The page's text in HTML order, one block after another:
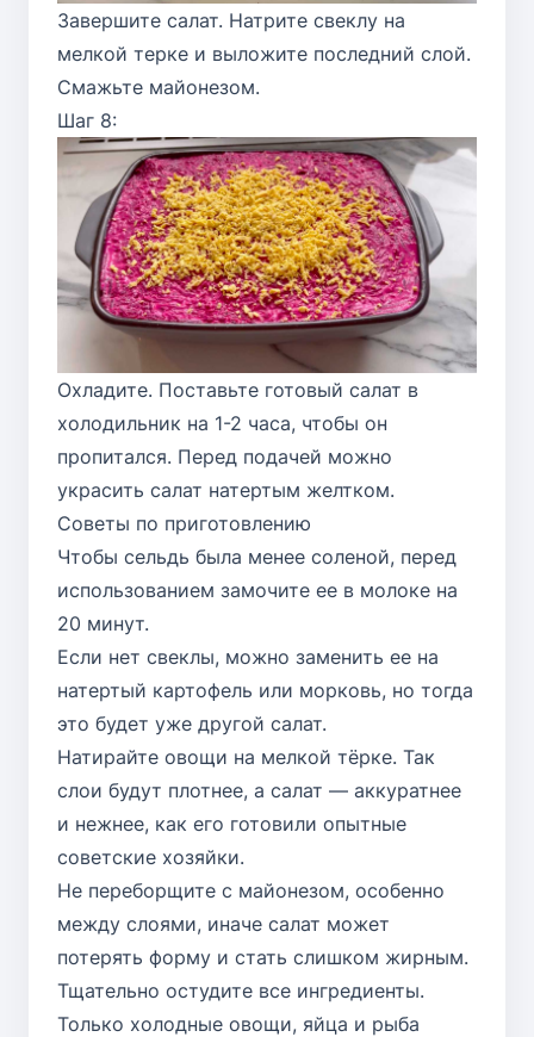
Завершите салат. Натрите свеклу на
мелкой терке и выложите последний слой.
Смажьте майонезом.
Шаг 8:
Охладите. Поставьте готовый салат в
холодильник на 1-2 часа, чтобы он
пропитался. Перед подачей можно
украсить салат натертым желтком.
Советы по приготовлению
Чтобы сельдь была менее соленой, перед
использованием замочите ее в молоке на
20 минут.
Если нет свеклы, можно заменить ее на
натертый картофель или морковь, но тогда
это будет уже другой салат.
Натирайте овощи на мелкой тёрке. Так
слои будут плотнее, а салат — аккуратнее
и нежнее, как его готовили опытные
советские хозяйки.
Не переборщите с майонезом, особенно
между слоями, иначе салат может
потерять форму и стать слишком жирным.
Тщательно остудите все ингредиенты.
Только холодные овощи, яйца и рыба